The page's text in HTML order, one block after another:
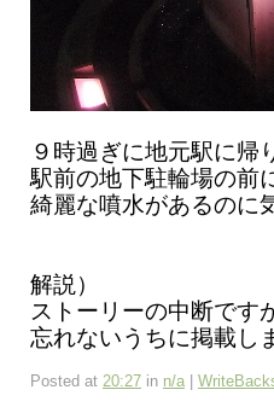
９時過ぎに地元駅に帰
駅前の地下駐輪場の前
綺麗な噴水があるのに
解説）
ストーリーの中断です
忘れないうちに掲載し
Posted at 20:27 in n/a